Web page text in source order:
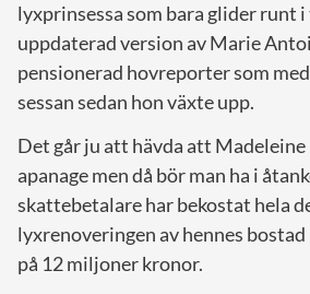
lyxprinsessa som bara glider runt
uppdaterad version av Marie
pensionerad hovreporter som
sessan sedan hon växte upp.
Det går ju att hävda att
apanage men då bör man ha i
skattebetalare har bekostat hela
lyxrenoveringen av hennes
på 12 miljoner kronor.